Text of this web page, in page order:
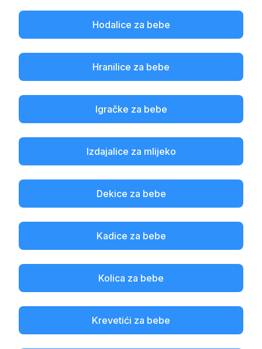
Hodalice za bebe
Hranilice za bebe
Igračke za bebe
Izdajalice za mlijeko
Dekice za bebe
Kadice za bebe
Kolica za bebe
Krevetići za bebe